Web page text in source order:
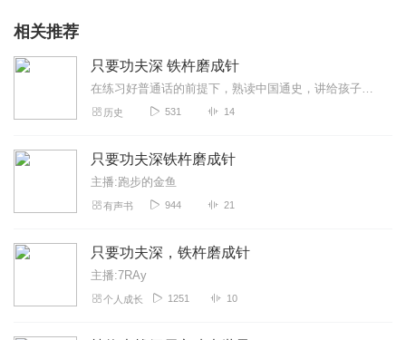
相关推荐
只要功夫深 铁杵磨成针
在练习好普通话的前提下，熟读中国通史，讲给孩子听历史故事。你也可以做得到！
历史 531 14
只要功夫深铁杵磨成针
主播:跑步的金鱼
有声书 944 21
只要功夫深，铁杵磨成针
主播:7RAy
个人成长 1251 10